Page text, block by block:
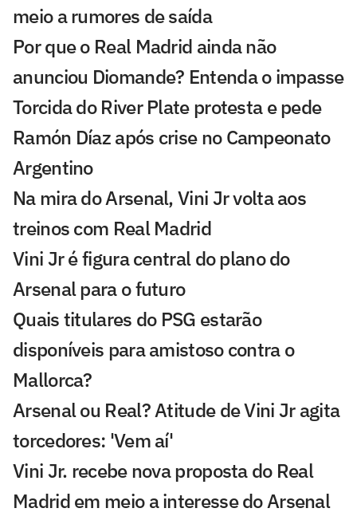
meio a rumores de saída
Por que o Real Madrid ainda não
anunciou Diomande? Entenda o impasse
Torcida do River Plate protesta e pede
Ramón Díaz após crise no Campeonato
Argentino
Na mira do Arsenal, Vini Jr volta aos
treinos com Real Madrid
Vini Jr é figura central do plano do
Arsenal para o futuro
Quais titulares do PSG estarão
disponíveis para amistoso contra o
Mallorca?
Arsenal ou Real? Atitude de Vini Jr agita
torcedores: 'Vem aí'
Vini Jr. recebe nova proposta do Real
Madrid em meio a interesse do Arsenal